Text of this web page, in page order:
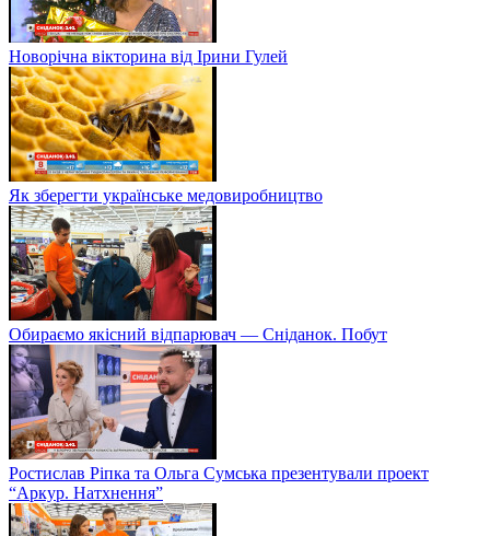
Новорічна вікторина від Ірини Гулей
Як зберегти українське медовиробництво
Обираємо якісний відпарювач — Сніданок. Побут
Ростислав Ріпка та Ольга Сумська презентували проект
“Аркур. Натхнення”